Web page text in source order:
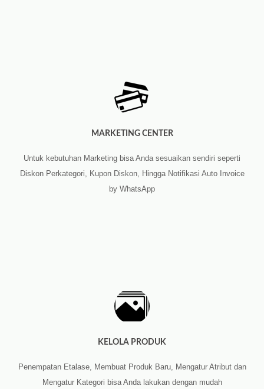
MARKETING CENTER
Untuk kebutuhan Marketing bisa Anda sesuaikan sendiri seperti
Diskon Perkategori, Kupon Diskon, Hingga Notifikasi Auto Invoice
by WhatsApp
KELOLA PRODUK
Penempatan Etalase, Membuat Produk Baru, Mengatur Atribut dan
Mengatur Kategori bisa Anda lakukan dengan mudah